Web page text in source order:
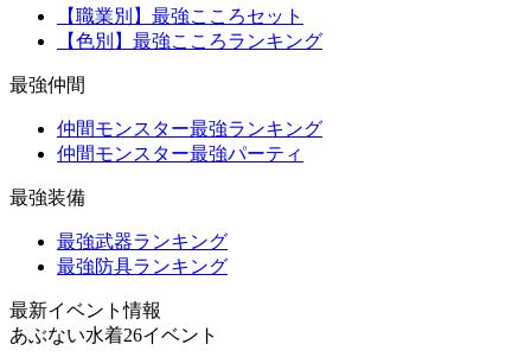
【職業別】最強こころセット
【色別】最強こころランキング
最強仲間
仲間モンスター最強ランキング
仲間モンスター最強パーティ
最強装備
最強武器ランキング
最強防具ランキング
最新イベント情報
あぶない水着26イベント